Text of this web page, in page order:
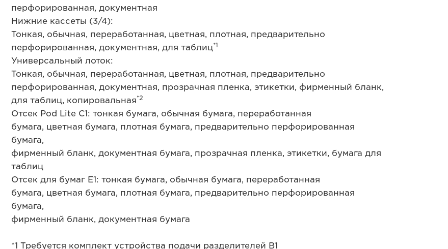
перфорированная, документная
Нижние кассеты (3/4):
Тонкая, обычная, переработанная, цветная, плотная, предварительно
перфорированная, документная, для таблиц*1
Универсальный лоток:
Тонкая, обычная, переработанная, цветная, плотная, предварительно
перфорированная, документная, прозрачная пленка, этикетки, фирменный бланк,
для таблиц, копировальная*2
Отсек Pod Lite C1: тонкая бумага, обычная бумага, переработанная
бумага, цветная бумага, плотная бумага, предварительно перфорированная
бумага,
фирменный бланк, документная бумага, прозрачная пленка, этикетки, бумага для
таблиц
Отсек для бумаг E1: тонкая бумага, обычная бумага, переработанная
бумага, цветная бумага, плотная бумага, предварительно перфорированная
бумага,
фирменный бланк, документная бумага
*1 Требуется комплект устройства подачи разделителей B1